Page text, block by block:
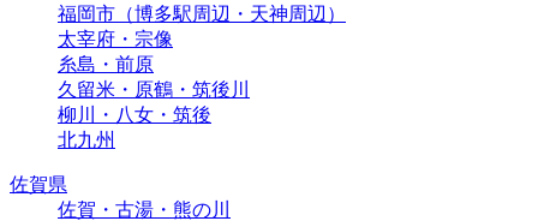
福岡市（博多駅周辺・天神周辺）
太宰府・宗像
糸島・前原
久留米・原鶴・筑後川
柳川・八女・筑後
北九州
佐賀県
佐賀・古湯・熊の川